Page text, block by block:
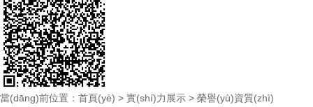
當(dāng)前位置： 首頁(yè) > 實(shí)力展示 > 榮譽(yù)資質(zhì)